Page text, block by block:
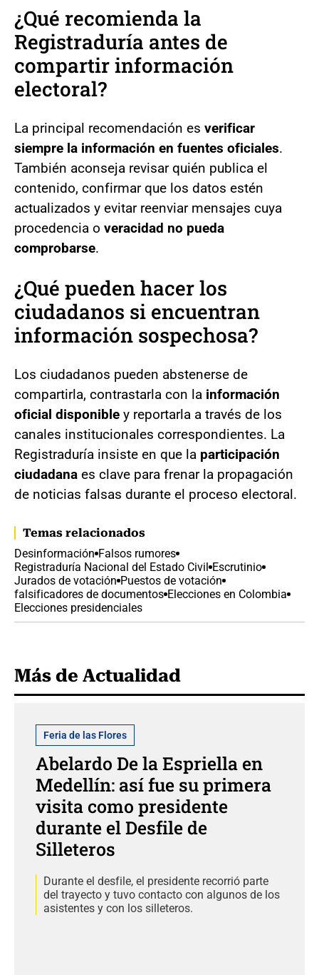
¿Qué recomienda la
Registraduría antes de
compartir información
electoral?
La principal recomendación es verificar
siempre la información en fuentes oficiales.
También aconseja revisar quién publica el
contenido, confirmar que los datos estén
actualizados y evitar reenviar mensajes cuya
procedencia o veracidad no pueda
comprobarse.
¿Qué pueden hacer los
ciudadanos si encuentran
información sospechosa?
Los ciudadanos pueden abstenerse de
compartirla, contrastarla con la información
oficial disponible y reportarla a través de los
canales institucionales correspondientes. La
Registraduría insiste en que la participación
ciudadana es clave para frenar la propagación
de noticias falsas durante el proceso electoral.
Temas relacionados
Desinformación Falsos rumores
Registraduría Nacional del Estado Civil Escrutinio
Jurados de votación Puestos de votación
falsificadores de documentos Elecciones en Colombia
Elecciones presidenciales
Más de Actualidad
Feria de las Flores
Abelardo De la Espriella en
Medellín: así fue su primera
visita como presidente
durante el Desfile de
Silleteros
Durante el desfile, el presidente recorrió parte
del trayecto y tuvo contacto con algunos de los
asistentes y con los silleteros.